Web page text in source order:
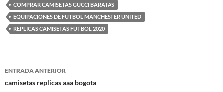
COMPRAR CAMISETAS GUCCI BARATAS
EQUIPACIONES DE FUTBOL MANCHESTER UNITED
REPLICAS CAMISETAS FUTBOL 2020
Navegación
de
ENTRADA ANTERIOR
camisetas replicas aaa bogota